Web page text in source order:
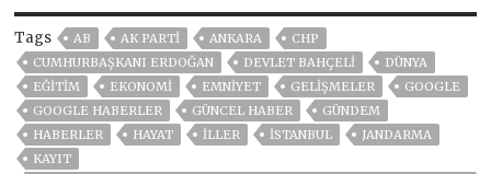
Tags AB AK PARTİ ANKARA
CHP
CUMHURBAŞKANI ERDOĞAN
DEVLET BAHÇELİ
DÜNYA
EĞITIM
EKONOMİ EMNİYET GELIŞMELER
GOOGLE
GOOGLE HABERLER
GÜNCEL HABER
GÜNDEM
HABERLER
HAYAT İLLER ISTANBUL
JANDARMA
KAYIT